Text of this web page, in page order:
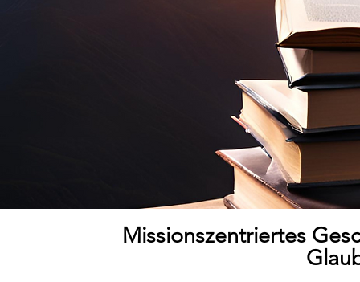
Missionszentriertes